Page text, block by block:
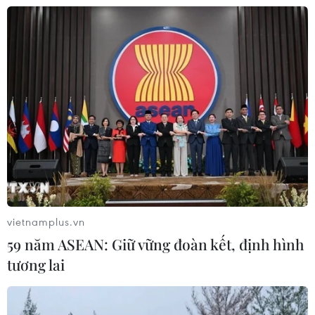
sau vụ sạt lở trên tuyến ĐT161 ở Lào
Thời tiết ngày 7/8: Bắc Bộ và Bắc
Trung Bộ giảm mưa về đêm, cục bộ
có mưa to
06/08/2026 23:15
Xem thêm
vietnamplus.vn
59 năm ASEAN: Giữ vững đoàn kết, định hình
tương lai